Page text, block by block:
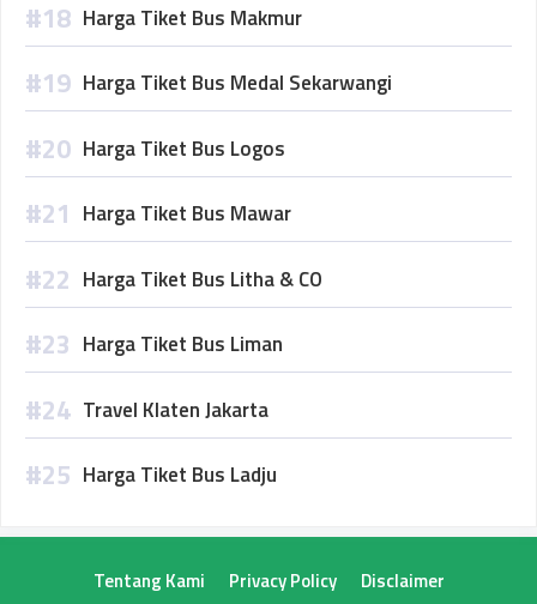
Harga Tiket Bus Makmur
Harga Tiket Bus Medal Sekarwangi
Harga Tiket Bus Logos
Harga Tiket Bus Mawar
Harga Tiket Bus Litha & CO
Harga Tiket Bus Liman
Travel Klaten Jakarta
Harga Tiket Bus Ladju
Tentang Kami Privacy Policy Disclaimer